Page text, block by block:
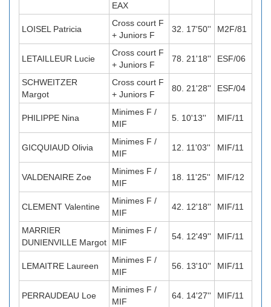
EAX
LOISEL Patricia
Cross court F
+ Juniors F
32. 17'50'' M2F/81
LETAILLEUR Lucie
Cross court F
+ Juniors F
78. 21'18'' ESF/06
SCHWEITZER
Margot
Cross court F
+ Juniors F
80. 21'28'' ESF/04
PHILIPPE Nina
Minimes F /
MIF
5. 10'13'' MIF/11
GICQUIAUD Olivia
Minimes F /
MIF
12. 11'03'' MIF/11
VALDENAIRE Zoe
Minimes F /
MIF
18. 11'25'' MIF/12
CLEMENT Valentine
Minimes F /
MIF
42. 12'18'' MIF/11
MARRIER
DUNIENVILLE Margot
Minimes F /
MIF
54. 12'49'' MIF/11
LEMAITRE Laureen
Minimes F /
MIF
56. 13'10'' MIF/11
PERRAUDEAU Loe
Minimes F /
MIF
64. 14'27'' MIF/11